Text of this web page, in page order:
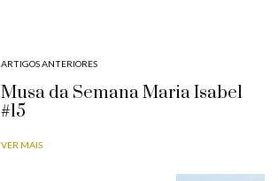
ARTIGOS ANTERIORES
Musa da Semana Maria Isabel
#15
VER MAIS